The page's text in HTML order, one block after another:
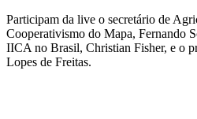
Participam da live o secretário de
Cooperativismo do Mapa, Fernando
IICA no Brasil, Christian Fisher, e o
Lopes de Freitas.